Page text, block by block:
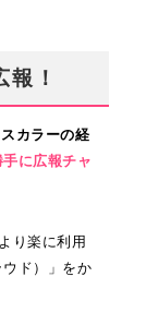
！
カラーの経
手に広報チャ
り楽に利用
ド）」をか